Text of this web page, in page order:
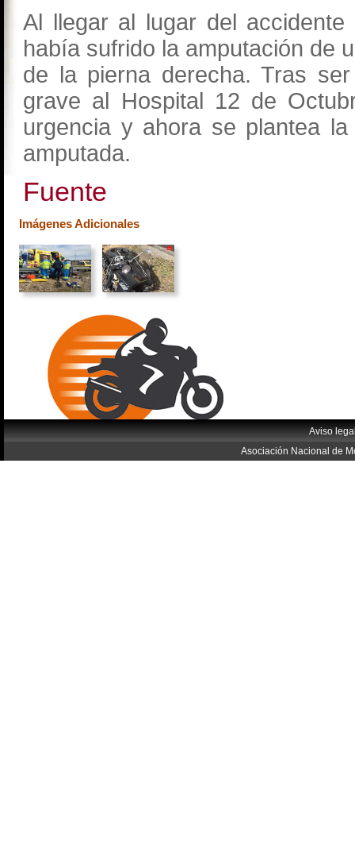
Al llegar al lugar del
había sufrido la amputación de
de la pierna derecha. Tras
grave al Hospital 12 de
urgencia y ahora se plantea
amputada.
Fuente
Imágenes Adicionales
Aviso
Asociación Nacional de